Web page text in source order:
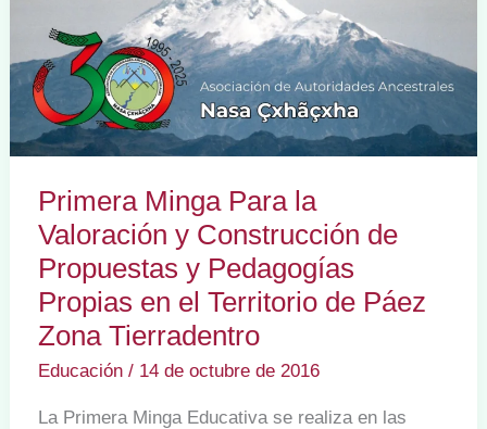
Primera Minga Para la
Valoración y Construcción de
Propuestas y Pedagogías
Propias en el Territorio de Páez
Zona Tierradentro
Educación/ 14 de octubre de 2016
La Primera Minga Educativa se realiza en las